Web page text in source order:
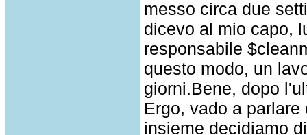
messo circa due
dicevo al mio capo,
responsabile
questo modo, un
giorni.Bene, dopo
Ergo, vado a
insieme decidiamo